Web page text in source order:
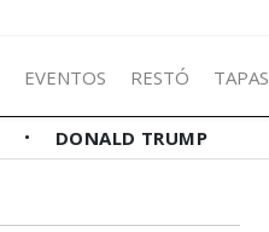
EVENTOS RESTÓ TAPAS
DONALD TRUMP